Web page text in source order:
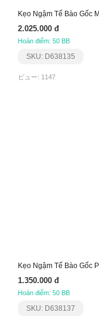
2.025.000 đ
Hoàn điểm: 50 BB
SKU: D638135
ビュー: 1147
1.350.000 đ
Hoàn điểm: 50 BB
SKU: D638137